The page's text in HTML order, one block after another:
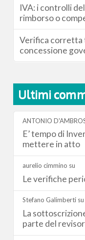
IVA: i controlli
rimborso o
Verifica corretta
concessione
Ultimi
ANTONIO
E’ tempo di
mettere in atto
aurelio cimmino su
Le verifiche
Stefano Galimberti su
La
parte del